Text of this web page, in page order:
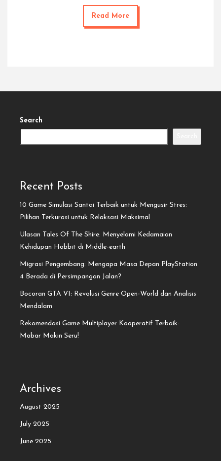
Read More
Search
Recent Posts
10 Game Simulasi Santai Terbaik untuk Mengusir Stres:
Pilihan Terkurasi untuk Relaksasi Maksimal
Ulasan Tales Of The Shire: Menyelami Kedamaian
Kehidupan Hobbit di Middle-earth
Migrasi Pengembang: Mengapa Masa Depan PlayStation
4 Berada di Persimpangan Jalan?
Bocoran GTA VI: Revolusi Genre Open-World dan Analisis
Mendalam
Rekomendasi Game Multiplayer Kooperatif Terbaik:
Mabar Makin Seru!
Archives
August 2025
July 2025
June 2025